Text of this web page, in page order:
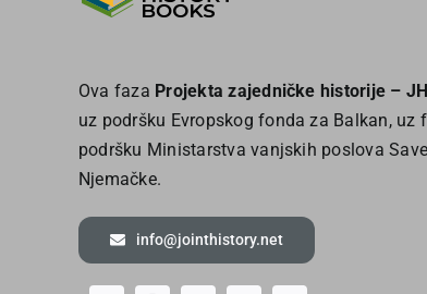
Ova faza Projekta zajedničke historije –
uz podršku Evropskog fonda za Balkan, uz
podršku Ministarstva vanjskih poslova
Njemačke.
info@jointhistory.net